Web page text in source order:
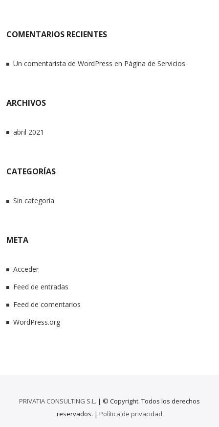
COMENTARIOS RECIENTES
Un comentarista de WordPress en Página de Servicios
ARCHIVOS
abril 2021
CATEGORÍAS
Sin categoría
META
Acceder
Feed de entradas
Feed de comentarios
WordPress.org
PRIVATIA CONSULTING S.L. | © Copyright. Todos los derechos
reservados. | Política de privacidad